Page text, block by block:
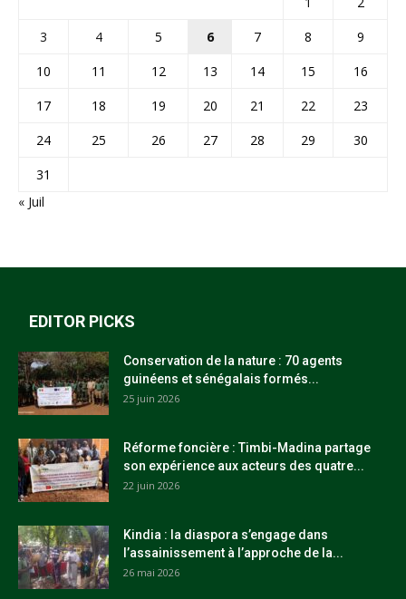
3
4 5 6 7 8
9
10
11 12 13 14 15
16
17
18 19 20 21 22
23
24
25 26 27 28 29
30
31
« Juil
EDITOR PICKS
Conservation de la nature : 70 agents
guinéens et sénégalais formés...
25 juin 2026
Réforme foncière : Timbi-Madina partage
son expérience aux acteurs des quatre...
22 juin 2026
Kindia : la diaspora s’engage dans
l’assainissement à l’approche de la...
26 mai 2026